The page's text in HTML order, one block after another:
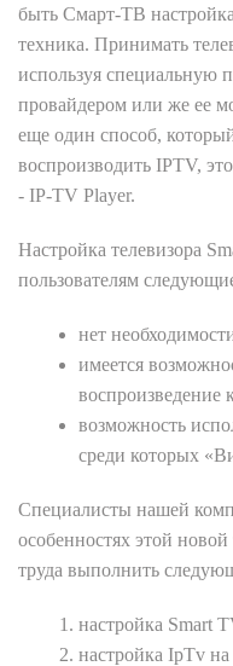
быть Смарт-ТВ
техника. Принимать
используя специальную
провайдером или же ее
еще один способ,
воспроизводить IPTV,
- IP-TV Player.
Настройка телевизора
пользователям
нет
имеется
воспроизведение
возможность
среди которых
Специалисты нашей
особенностях этой
труда выполнить
настройка Smart
настройка IpTv